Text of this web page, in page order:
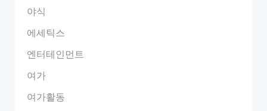
야식
에세틱스
엔터테인먼트
여가
여가활동